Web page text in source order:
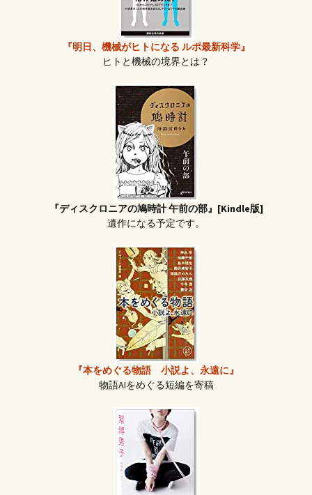
『明日、機械がヒトになる ルポ最新科学』
ヒトと機械の境界とは？
『ディスクロニアの鳩時計 午前の部』[Kindle版]
遺作になる予定です。
『本をめぐる物語 小説よ、永遠に』
物語AIをめぐる短編を寄稿